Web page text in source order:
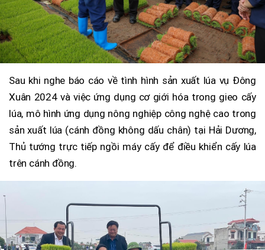
Sau khi nghe báo cáo về tình hình sản xuất lúa vụ Đông
Xuân 2024 và việc ứng dụng cơ giới hóa trong gieo cấy
lúa, mô hình ứng dụng nông nghiệp công nghệ cao trong
sản xuất lúa (cánh đồng không dấu chân) tại Hải Dương,
Thủ tướng trực tiếp ngồi máy cấy để điều khiển cấy lúa
trên cánh đồng.